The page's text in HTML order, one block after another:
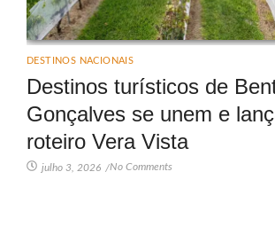
DESTINOS NACIONAIS
Destinos turísticos de
Gonçalves se unem e
roteiro Vera Vista
julho 3, 2026 /No Comments